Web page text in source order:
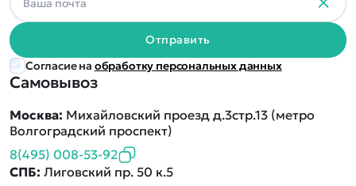
Самовывоз
Москва: Михайловский проезд д.3стр.13 (метро
Волгоградский проспект)
8(495) 008-53-92
СПБ: Лиговский пр. 50 к.5
Отправить
Согласие на обработку персональных данных